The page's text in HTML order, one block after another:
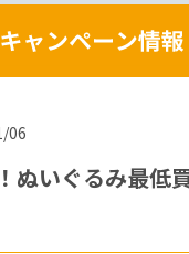
06
ぬいぐるみ最低